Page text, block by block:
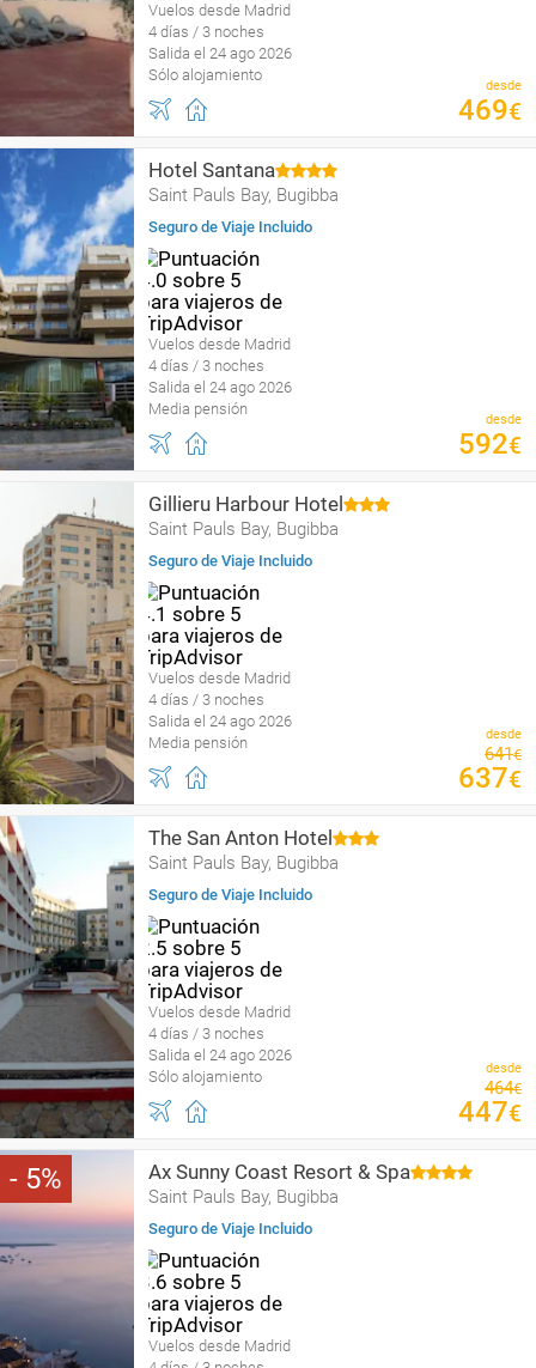
Vuelos desde Madrid
4 días / 3 noches
Salida el 24 ago 2026
Sólo alojamiento
desde
469€
Hotel Santana
Saint Pauls Bay, Bugibba
Seguro de Viaje Incluido
Vuelos desde Madrid
4 días / 3 noches
Salida el 24 ago 2026
Media pensión
desde
592€
Gillieru Harbour Hotel
Saint Pauls Bay, Bugibba
Seguro de Viaje Incluido
Vuelos desde Madrid
4 días / 3 noches
Salida el 24 ago 2026
Media pensión
desde
641€
637€
The San Anton Hotel
Saint Pauls Bay, Bugibba
Seguro de Viaje Incluido
Vuelos desde Madrid
4 días / 3 noches
Salida el 24 ago 2026
Sólo alojamiento
desde
464€
447€
5 Ax Sunny Coast Resort & Spa
Saint Pauls Bay, Bugibba
Seguro de Viaje Incluido
Vuelos desde Madrid